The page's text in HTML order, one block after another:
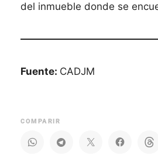
del inmueble donde se
Fuente: CADJM
COMPARIR